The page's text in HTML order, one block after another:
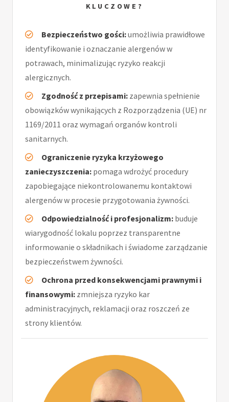
KLUCZOWE?
Bezpieczeństwo gości:umożliwia prawidłowe
identyfikowanie i oznaczanie alergenów w
potrawach, minimalizując ryzyko reakcji
alergicznych.
Zgodność z przepisami: zapewnia spełnienie
obowiązków wynikających z Rozporządzenia (UE) nr
1169/2011 oraz wymagań organów kontroli
sanitarnych.
Ograniczenie ryzyka krzyżowego
zanieczyszczenia: pomaga wdrożyć procedury
zapobiegające niekontrolowanemu kontaktowi
alergenów w procesie przygotowania żywności.
Odpowiedzialność i profesjonalizm: buduje
wiarygodność lokalu poprzez transparentne
informowanie o składnikach i świadome zarządzanie
bezpieczeństwem żywności.
Ochrona przed konsekwencjami prawnymi i
finansowymi: zmniejsza ryzyko kar
administracyjnych, reklamacji oraz roszczeń ze
strony klientów.